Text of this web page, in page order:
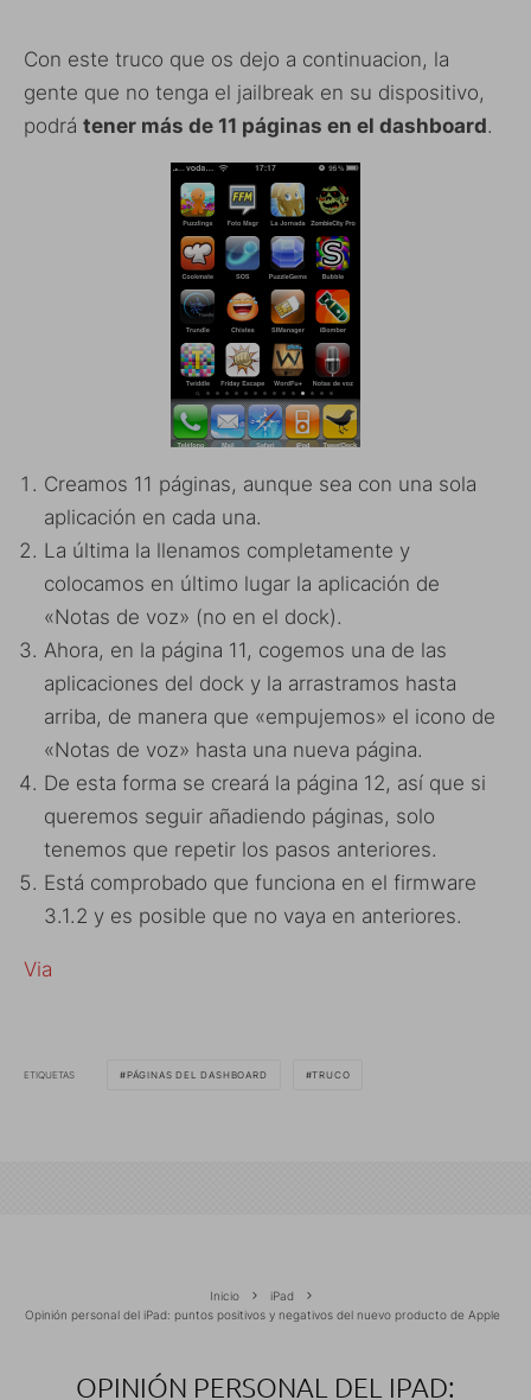
Con este truco que os dejo a continuacion, la
gente que no tenga el jailbreak en su dispositivo,
podrá tener más de 11 páginas en el dashboard.
Creamos 11 páginas, aunque sea con una sola
aplicación en cada una.
La última la llenamos completamente y
colocamos en último lugar la aplicación de
«Notas de voz» (no en el dock).
Ahora, en la página 11, cogemos una de las
aplicaciones del dock y la arrastramos hasta
arriba, de manera que «empujemos» el icono de
«Notas de voz» hasta una nueva página.
De esta forma se creará la página 12, así que si
queremos seguir añadiendo páginas, solo
tenemos que repetir los pasos anteriores.
Está comprobado que funciona en el firmware
3.1.2 y es posible que no vaya en anteriores.
Via
ETIQUETAS PÁGINAS DEL DASHBOARD TRUCO
Inicio
iPad
Opinión personal del iPad: puntos positivos y negativos del nuevo producto de Apple
OPINIÓN PERSONAL DEL IPAD: